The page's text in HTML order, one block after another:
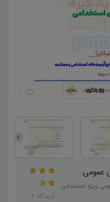
عمومی
ویژه استخدامی
(دیدگاه 6